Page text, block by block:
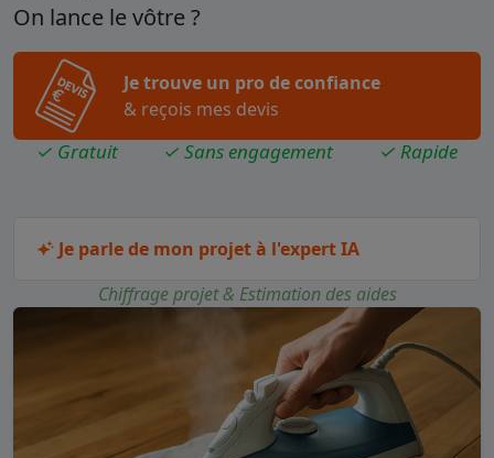
On lance le vôtre ?
Je trouve un pro de confiance
& reçois mes devis
✓ Gratuit ✓ Sans engagement ✓ Rapide
Je parle de mon projet à l'expert IA
Chiffrage projet & Estimation des aides